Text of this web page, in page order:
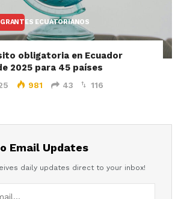
ECUATORIANOS
obligatoria en Ecuador
2025 para 45 países
981 43 116
Email Updates
daily updates direct to your inbox!